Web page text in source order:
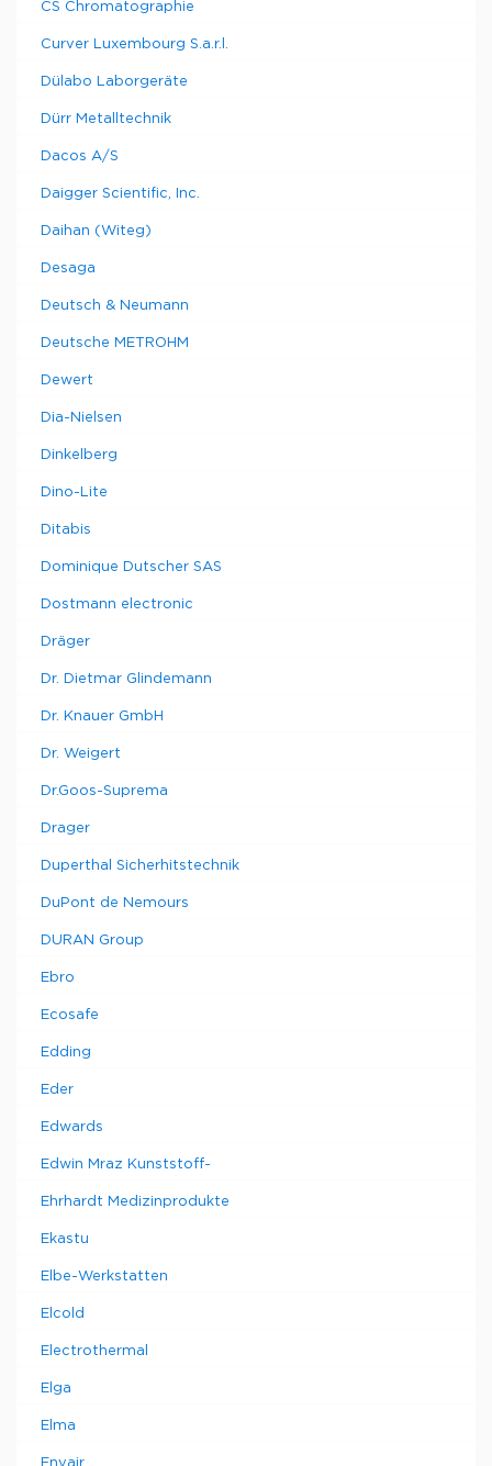
CS Chromatographie
Curver Luxembourg S.a.r.l.
Dülabo Laborgeräte
Dürr Metalltechnik
Dacos A/S
Daigger Scientific, Inc.
Daihan (Witeg)
Desaga
Deutsch & Neumann
Deutsche METROHM
Dewert
Dia-Nielsen
Dinkelberg
Dino-Lite
Ditabis
Dominique Dutscher SAS
Dostmann electronic
Dräger
Dr. Dietmar Glindemann
Dr. Knauer GmbH
Dr. Weigert
Dr.Goos-Suprema
Drager
Duperthal Sicherhitstechnik
DuPont de Nemours
DURAN Group
Ebro
Ecosafe
Edding
Eder
Edwards
Edwin Mraz Kunststoff-
Ehrhardt Medizinprodukte
Ekastu
Elbe-Werkstatten
Elcold
Electrothermal
Elga
Elma
Envair